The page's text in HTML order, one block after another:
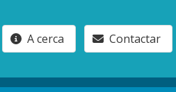
A cerca Contactar